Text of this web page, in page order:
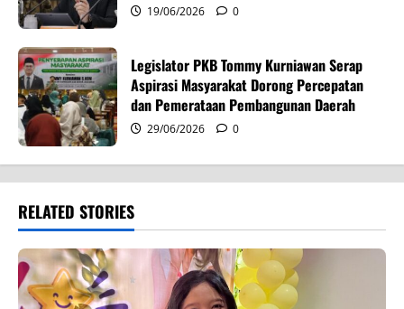
19/06/2026 0
Legislator PKB Tommy Kurniawan Serap
Aspirasi Masyarakat Dorong Percepatan
dan Pemerataan Pembangunan Daerah
29/06/2026 0
RELATED STORIES